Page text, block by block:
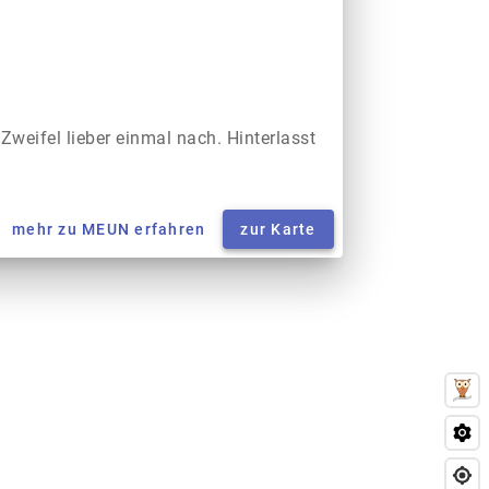
lieber einmal nach. Hinterlasst
mehr zu MEUN erfahren zur Karte